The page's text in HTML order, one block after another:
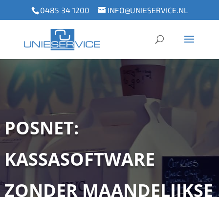
0485 34 1200 INFO@UNIESERVICE.NL
POSNET:
KASSASOFTWARE
ZONDER MAANDELIJKSE